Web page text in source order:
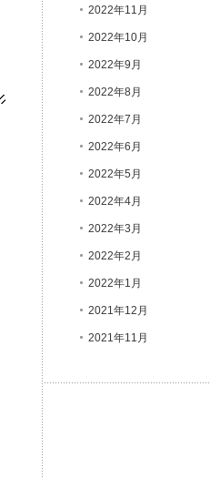
2022年11月
2022年10月
2022年9月
2022年8月
2022年7月
2022年6月
2022年5月
2022年4月
2022年3月
2022年2月
2022年1月
2021年12月
2021年11月